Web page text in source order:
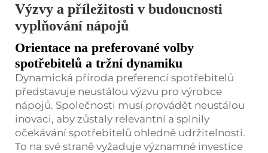
Výzvy a příležitosti v budoucnosti
vyplňování nápojů
Orientace na preferované volby
spotřebitelů a tržní dynamiku
Dynamická příroda preferencí spotřebitelů
představuje neustálou výzvu pro výrobce
nápojů. Společnosti musí provádět neustálou
inovaci, aby zůstaly relevantní a splnily
očekávání spotřebitelů ohledně udržitelnosti.
To na své straně vyžaduje významné investice